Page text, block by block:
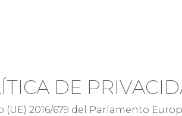
DE
2016/679 del Parlamento